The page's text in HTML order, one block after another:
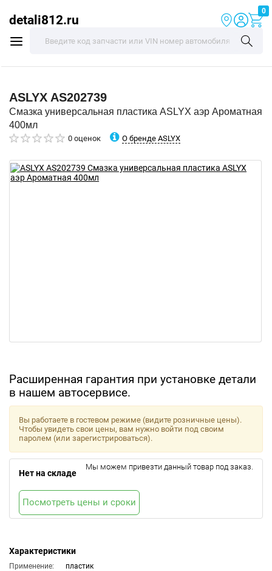
detali812.ru
0
ASLYX AS202739
Смазка универсальная пластика ASLYX аэр Ароматная
400мл
0 оценок О бренде ASLYX
Расширенная гарантия при установке детали
в нашем автосервисе.
Характеристики
Применение:
пластик
Вы работаете в гостевом режиме (видите розничные цены).
Чтобы увидеть свои цены, вам нужно войти под своим
паролем (или зарегистрироваться).
Нет на складе
Мы можем привезти данный товар под заказ.
Посмотреть цены и сроки